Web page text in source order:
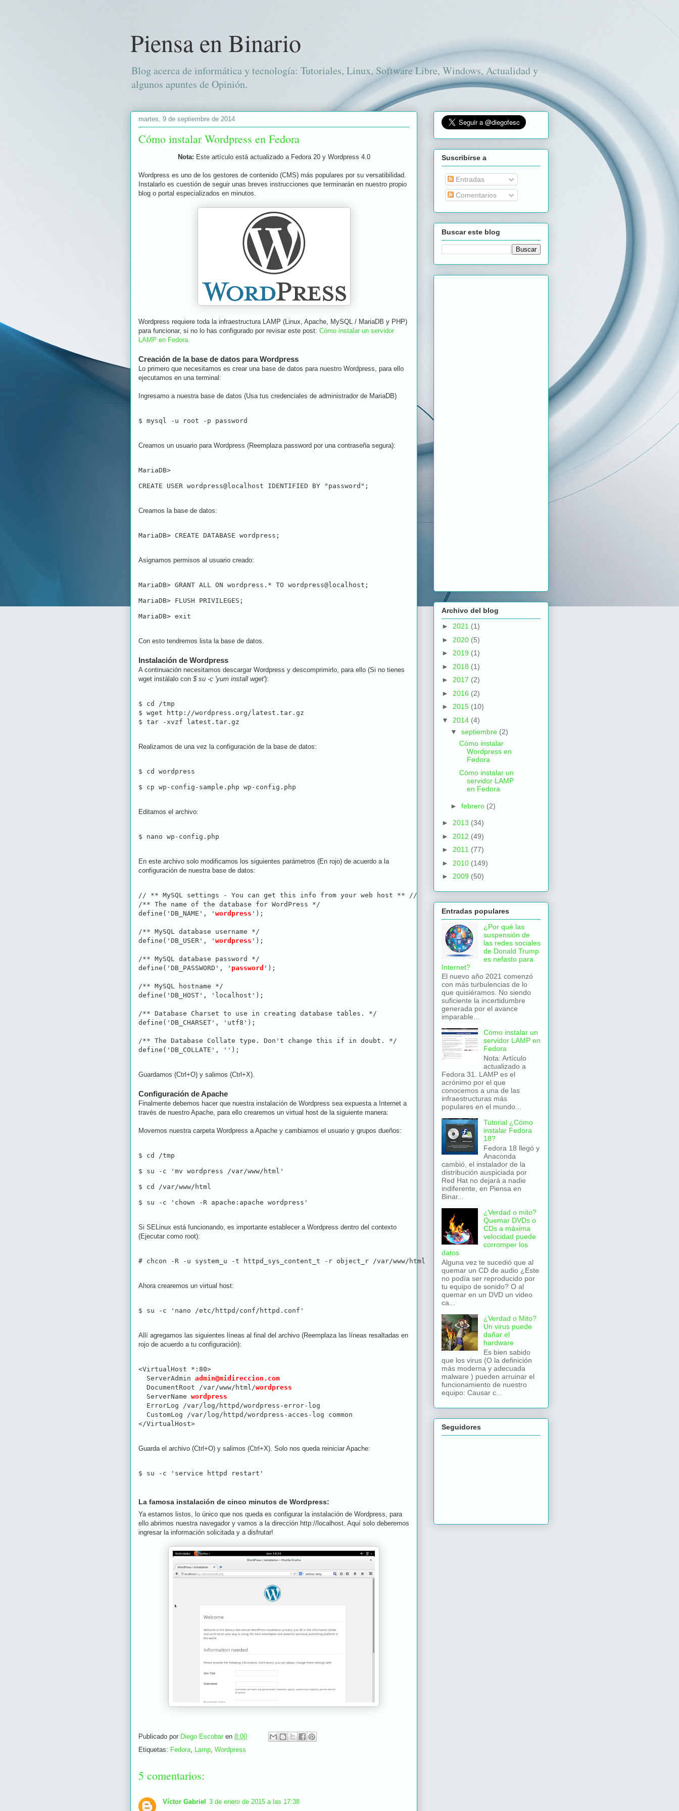
Piensa en Binario
Blog acerca de informática y tecnología: Tutoriales, Linux, Software Libre, Windows, Actualidad y
algunos apuntes de Opinión.
martes, 9 de septiembre de 2014
Cómo instalar Wordpress en Fedora
Nota: Este artículo está actualizado a Fedora 20 y Wordpress 4.0
Wordpress es uno de los gestores de contenido (CMS) más populares por su versatibilidad.
Instalarlo es cuestión de seguir unas breves instrucciones que terminarán en nuestro propio
blog o portal especializados en minutos.
Wordpress requiere toda la infraestructura LAMP (Linux, Apache, MySQL / MariaDB y PHP)
para funcionar, si no lo has configurado por revisar este post: Cómo instalar un servidor
LAMP en Fedora.
Creación de la base de datos para Wordpress
Lo primero que necesitamos es crear una base de datos para nuestro Wordpress, para ello
ejecutamos en una terminal:
Ingresamo a nuestra base de datos (Usa tus credenciales de administrador de MariaDB)
$ mysql -u root -p password
Creamos un usuario para Wordpress (Reemplaza password por una contraseña segura):
MariaDB>
CREATE USER wordpress@localhost IDENTIFIED BY "password";
Creamos la base de datos:
MariaDB> CREATE DATABASE wordpress;
Asignamos permisos al usuario creado:
MariaDB> GRANT ALL ON wordpress.* TO wordpress@localhost;
MariaDB> FLUSH PRIVILEGES;
MariaDB> exit
Con esto tendremos lista la base de datos.
Instalación de Wordpress
A continuación necesitamos descargar Wordpress y descomprimirlo, para ello (Si no tienes
wget instálalo con $ su -c 'yum install wget'):
$ cd /tmp
$ wget http://wordpress.org/latest.tar.gz
$ tar -xvzf latest.tar.gz
Realizamos de una vez la configuración de la base de datos:
$ cd wordpress
$ cp wp-config-sample.php wp-config.php
Editamos el archivo:
$ nano wp-config.php
En este archivo solo modificamos los siguientes parámetros (En rojo) de acuerdo a la
configuración de nuestra base de datos:
// ** MySQL settings - You can get this info from your web host ** //
/** The name of the database for WordPress */
define('DB_NAME', ' wordpress ');
/** MySQL database username */
define('DB_USER', ' wordpress ');
/** MySQL database password */
define('DB_PASSWORD', ' password ');
/** MySQL hostname */
define('DB_HOST', 'localhost');
/** Database Charset to use in creating database tables. */
define('DB_CHARSET', 'utf8');
/** The Database Collate type. Don't change this if in doubt. */
define('DB_COLLATE', '');
Guardamos (Ctrl+O) y salimos (Ctrl+X).
Configuración de Apache
Finalmente debemos hacer que nuestra instalación de Wordpress sea expuesta a Internet a
través de nuestro Apache, para ello crearemos un virtual host de la siguiente manera:
Movemos nuestra carpeta Wordpress a Apache y cambiamos el usuario y grupos dueños:
$ cd /tmp
$ su -c 'mv wordpress /var/www/html'
$ cd /var/www/html
$ su -c 'chown -R apache:apache wordpress'
Si SELinux está funcionando, es importante establecer a Wordpress dentro del contexto
(Ejecutar como root):
# chcon -R -u system_u -t httpd_sys_content_t -r object_r /var/www/html
Ahora crearemos un virtual host:
$ su -c 'nano /etc/httpd/conf/httpd.conf'
Allí agregamos las siguientes líneas al final del archivo (Reemplaza las líneas resaltadas en
rojo de acuerdo a tu configuración):
<VirtualHost *:80>
  ServerAdmin
admin@midireccion.com
  DocumentRoot /var/www/html/
wordpress
  ServerName
wordpress
  ErrorLog /var/log/httpd/wordpress-error-log
  CustomLog /var/log/httpd/wordpress-acces-log common
</VirtualHost>
Guarda el archivo (Ctrl+O) y salimos (Ctrl+X). Solo nos queda reiniciar Apache:
$ su -c 'service httpd restart'
La famosa instalación de cinco minutos de Wordpress:
Ya estamos listos, lo único que nos queda es configurar la instalación de Wordpress, para
ello abrimos nuestra navegador y vamos a la dirección http://localhost. Aquí solo deberemos
ingresar la información solicitada y a disfrutar!
Publicado por Diego Escobar en 8:00
Etiquetas: Fedora, Lamp, Wordpress
5 comentarios:
Víctor Gabriel 3 de enero de 2015 a las 17:38
Suscribirse a
Entradas
Comentarios
Buscar este blog
Archivo del blog
► 2021 (1)
► 2020 (5)
► 2019 (1)
► 2018 (1)
► 2017 (2)
► 2016 (2)
► 2015 (10)
▼ 2014 (4)
▼ septiembre (2)
Cómo instalar
Wordpress en
Fedora
Cómo instalar un
servidor LAMP
en Fedora
► febrero (2)
► 2013 (34)
► 2012 (49)
► 2011 (77)
► 2010 (149)
► 2009 (50)
Entradas populares
¿Por qué las
suspensión de
las redes sociales
de Donald Trump
es nefasto para
Internet?
El nuevo año 2021 comenzó
con más turbulencias de lo
que quisiéramos. No siendo
suficiente la incertidumbre
generada por el avance
imparable...
Cómo instalar un
servidor LAMP en
Fedora
Nota: Artículo
actualizado a
Fedora 31. LAMP es el
acrónimo por el que
conocemos a una de las
infraestructuras más
populares en el mundo...
Tutorial ¿Cómo
instalar Fedora
18?
Fedora 18 llegó y
Anaconda
cambió, el instalador de la
distribución auspiciada por
Red Hat no dejará a nadie
indiferente, en Piensa en
Binar...
¿Verdad o mito?
Quemar DVDs o
CDs a máxima
velocidad puede
corromper los
datos
Alguna vez te sucedió que al
quemar un CD de audio ¿Este
no podía ser reproducido por
tu equipo de sonido? O al
quemar en un DVD un video
ca...
¿Verdad o Mito?
Un virus puede
dañar el
hardware
Es bien sabido
que los virus (O la definición
más moderna y adecuada
malware ) pueden arruinar el
funcionamiento de nuestro
equipo: Causar c...
Seguidores